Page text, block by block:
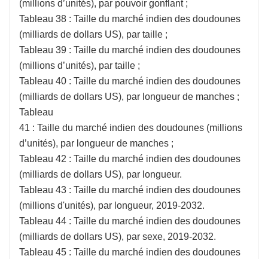
(millions d’unités), par pouvoir gonflant ;
Tableau 38 : Taille du marché indien des doudounes
(milliards de dollars US), par taille ;
Tableau 39 : Taille du marché indien des doudounes
(millions d’unités), par taille ;
Tableau 40 : Taille du marché indien des doudounes
(milliards de dollars US), par longueur de manches ;
Tableau
41 : Taille du marché indien des doudounes (millions
d’unités), par longueur de manches ;
Tableau 42 : Taille du marché indien des doudounes
(milliards de dollars US), par longueur.
Tableau 43 : Taille du marché indien des doudounes
(millions d'unités), par longueur, 2019-2032.
Tableau 44 : Taille du marché indien des doudounes
(milliards de dollars US), par sexe, 2019-2032.
Tableau 45 : Taille du marché indien des doudounes